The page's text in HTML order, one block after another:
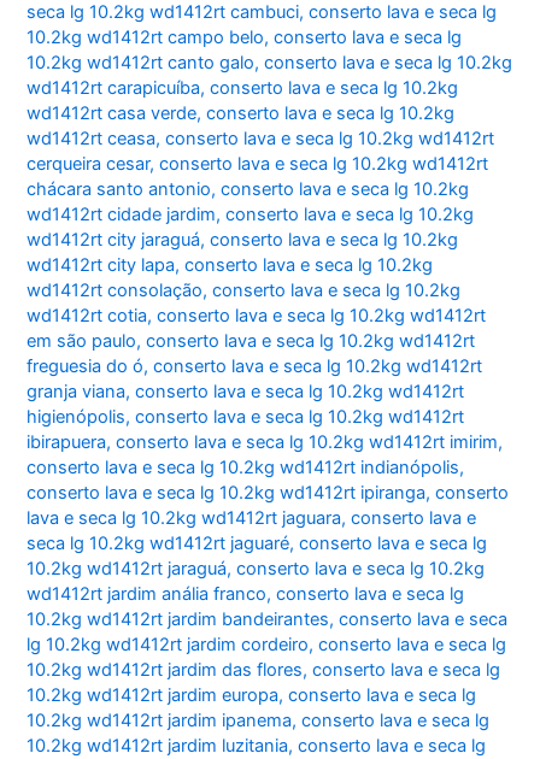
seca lg 10.2kg wd1412rt cambuci,conserto lava e seca lg
10.2kg wd1412rt campo belo,conserto lava e seca lg
10.2kg wd1412rt canto galo,conserto lava e seca lg 10.2kg
wd1412rt carapicuíba,conserto lava e seca lg 10.2kg
wd1412rt casa verde,conserto lava e seca lg 10.2kg
wd1412rt ceasa,conserto lava e seca lg 10.2kg wd1412rt
cerqueira cesar,conserto lava e seca lg 10.2kg wd1412rt
chácara santo antonio,conserto lava e seca lg 10.2kg
wd1412rt cidade jardim,conserto lava e seca lg 10.2kg
wd1412rt city jaraguá,conserto lava e seca lg 10.2kg
wd1412rt city lapa,conserto lava e seca lg 10.2kg
wd1412rt consolação,conserto lava e seca lg 10.2kg
wd1412rt cotia,conserto lava e seca lg 10.2kg wd1412rt
em são paulo,conserto lava e seca lg 10.2kg wd1412rt
freguesia do ó,conserto lava e seca lg 10.2kg wd1412rt
granja viana,conserto lava e seca lg 10.2kg wd1412rt
higienópolis,conserto lava e seca lg 10.2kg wd1412rt
ibirapuera,conserto lava e seca lg 10.2kg wd1412rt imirim,
conserto lava e seca lg 10.2kg wd1412rt indianópolis,
conserto lava e seca lg 10.2kg wd1412rt ipiranga,conserto
lava e seca lg 10.2kg wd1412rt jaguara,conserto lava e
seca lg 10.2kg wd1412rt jaguaré,conserto lava e seca lg
10.2kg wd1412rt jaraguá,conserto lava e seca lg 10.2kg
wd1412rt jardim anália franco,conserto lava e seca lg
10.2kg wd1412rt jardim bandeirantes,conserto lava e seca
lg 10.2kg wd1412rt jardim cordeiro,conserto lava e seca lg
10.2kg wd1412rt jardim das flores,conserto lava e seca lg
10.2kg wd1412rt jardim europa,conserto lava e seca lg
10.2kg wd1412rt jardim ipanema,conserto lava e seca lg
10.2kg wd1412rt jardim luzitania,conserto lava e seca lg